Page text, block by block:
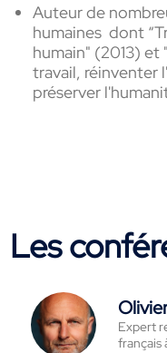
Auteur de
humaines dont
humain" (2013) et
travail, réinventer
préserver
Les
Expert
français